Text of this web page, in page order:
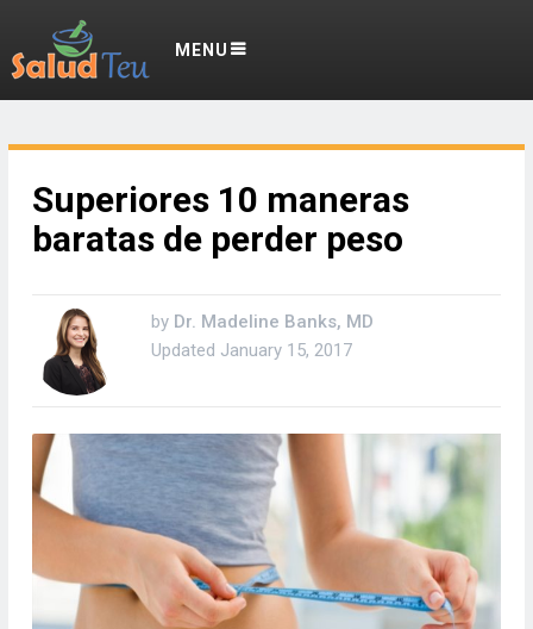
MENU
Superiores 10 maneras
baratas de perder peso
by Dr. Madeline Banks, MD
Updated January 15, 2017